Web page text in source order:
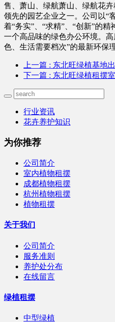
售、萧山、绿航萧山、绿航花
领先的园艺企业之一。公司以“
着“务实”、“求精”、“创新”的
一个高品味的绿色办公环境。
色、生活需要档次”的最新环保
上一篇 : 东北旺绿植基地
下一篇 : 东北旺绿植租摆
行业资讯
花卉养护知识
为你推荐
公司简介
室内植物租摆
成都植物租摆
杭州植物租摆
植物租摆
关于我们
公司简介
服务准则
养护处分布
在线留言
绿植租摆
中型绿植